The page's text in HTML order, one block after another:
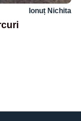
Ionuț Nichita